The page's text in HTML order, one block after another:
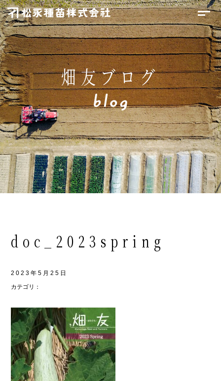
畑友ブログ
doc_2023spring
2023年5月25日
カテゴリ：